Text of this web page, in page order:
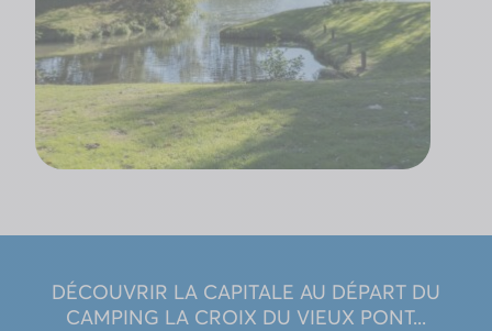
DÉCOUVRIR LA CAPITALE AU DÉPART DU
CAMPING LA CROIX DU VIEUX PONT...